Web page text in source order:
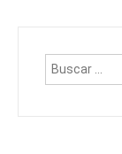
Buscar: